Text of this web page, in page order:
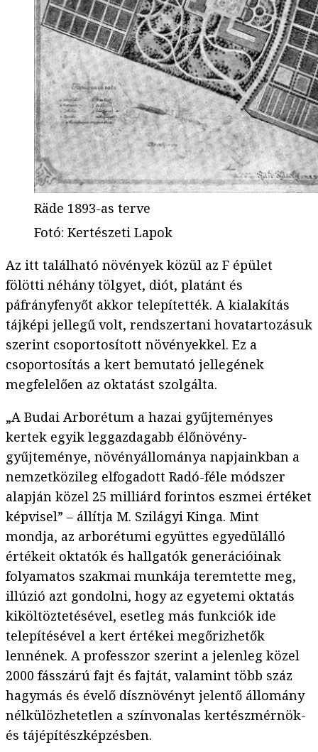
Räde 1893-as terve
Fotó: Kertészeti Lapok
Az itt található növények közül az F épület
fölötti néhány tölgyet, diót, platánt és
páfrányfenyőt akkor telepítették. A kialakítás
tájképi jellegű volt, rendszertani hovatartozásuk
szerint csoportosított növényekkel. Ez a
csoportosítás a kert bemutató jellegének
megfelelően az oktatást szolgálta.
„A Budai Arborétum a hazai gyűjteményes
kertek egyik leggazdagabb élőnövény-
gyűjteménye, növényállománya napjainkban a
nemzetközileg elfogadott Radó-féle módszer
alapján közel 25 milliárd forintos eszmei értéket
képvisel” – állítja M. Szilágyi Kinga. Mint
mondja, az arborétumi együttes egyedülálló
értékeit oktatók és hallgatók generációinak
folyamatos szakmai munkája teremtette meg,
illúzió azt gondolni, hogy az egyetemi oktatás
kiköltöztetésével, esetleg más funkciók ide
telepítésével a kert értékei megőrizhetők
lennének. A professzor szerint a jelenleg közel
2000 fásszárú fajt és fajtát, valamint több száz
hagymás és évelő dísznövényt jelentő állomány
nélkülözhetetlen a színvonalas kertészmérnök-
és tájépítészképzésben.